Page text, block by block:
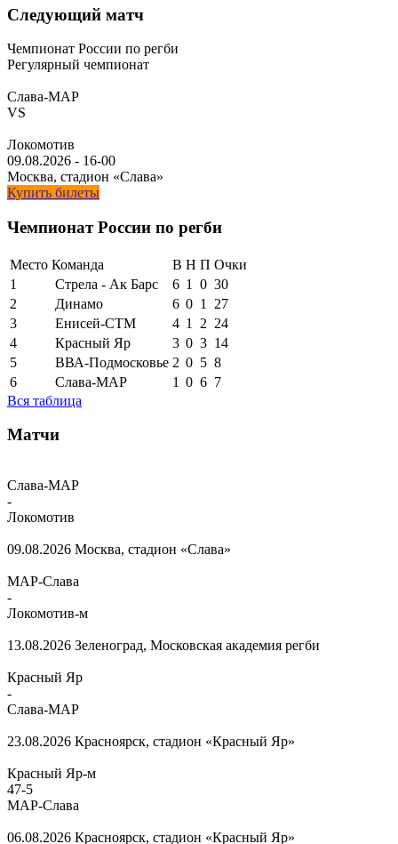
Следующий матч
Чемпионат России по регби
Регулярный чемпионат
Слава-МАР
VS
Локомотив
09.08.2026 - 16-00
Москва, стадион «Слава»
Купить билеты
Чемпионат России по регби
Место Команда В Н П Очки
1
Стрела - Ак Барс 6 1 0 30
2
Динамо 6 0 1
27
3
Енисей-СТМ 4 1 2 24
4
Красный Яр 3 0 3 14
5
ВВА-Подмосковье 2 0 5 8
6
Слава-МАР 1 0 6 7
Вся таблица
Матчи
Слава-МАР
-
Локомотив
09.08.2026 Москва, стадион «Слава»
МАР-Слава
-
Локомотив-м
13.08.2026 Зеленоград, Московская академия регби
Красный Яр
-
Слава-МАР
23.08.2026 Красноярск, стадион «Красный Яр»
Красный Яр-м
47-5
МАР-Слава
06.08.2026 Красноярск, стадион «Красный Яр»